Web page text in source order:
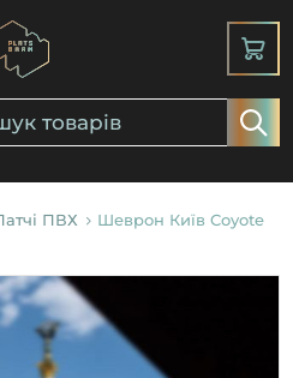
ПВХ
Шеврон Київ Coyote